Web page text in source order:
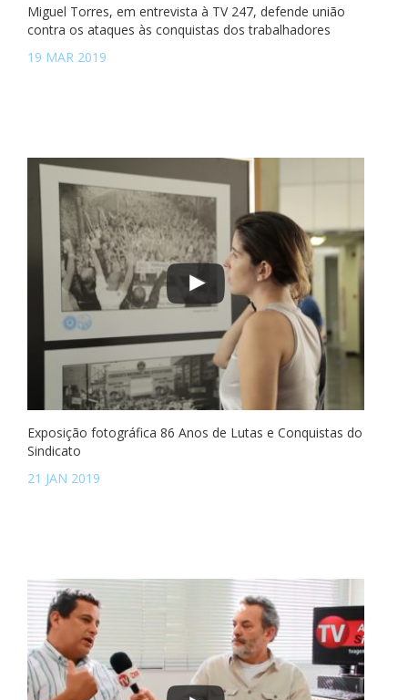
Miguel Torres, em entrevista à TV 247, defende união
contra os ataques às conquistas dos trabalhadores
19 MAR 2019
Exposição fotográfica 86 Anos de Lutas e Conquistas do
Sindicato
21 JAN 2019